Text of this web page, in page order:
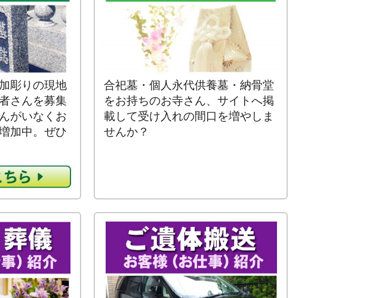
彫りの現地
さんを募集
がいなくお
加中。ぜひ
合祀墓・個人永代供養墓・納骨堂
をお持ちのお寺さん、サイトへ掲
載して受け入れの間口を増やしま
せんか？